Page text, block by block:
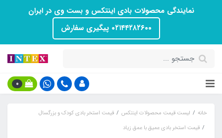
نمایندگی محصولات بادی اینتکس و بست وی در ایران
۰۲۱۴۴۲۸۲۶۰۰ پیگیری سفارش
0
خانه لیست قیمت محصولات اینتکس
قیمت استخر بادی کودک و بزرگسال
قیمت استخر بادی عمیق با عمق زیاد